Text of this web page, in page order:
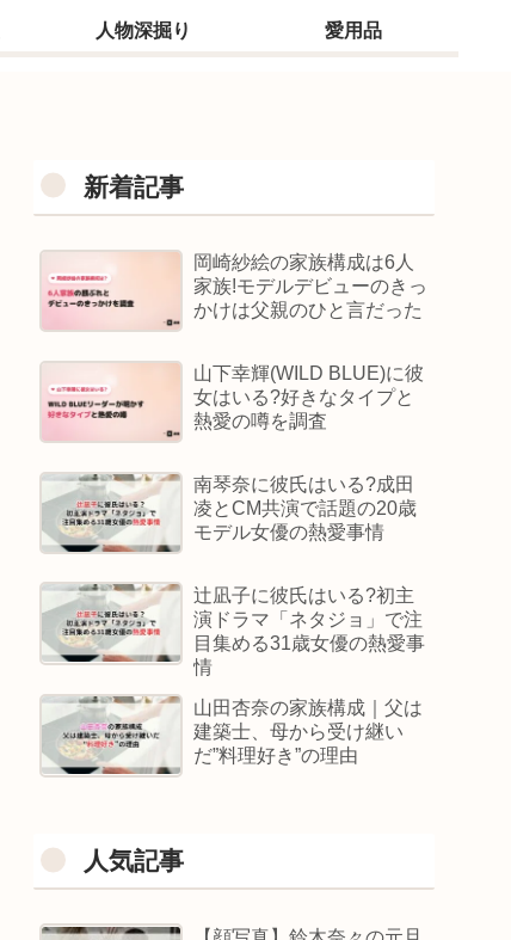
人物深掘り 愛用品
新着記事
岡崎紗絵の家族構成は6人
家族!モデルデビューのきっ
かけは父親のひと言だった
山下幸輝(WILD BLUE)に彼
女はいる?好きなタイプと
熱愛の噂を調査
南琴奈に彼氏はいる?成田
凌とCM共演で話題の20歳
モデル女優の熱愛事情
辻凪子に彼氏はいる?初主
演ドラマ「ネタジョ」で注
目集める31歳女優の熱愛事
情
山田杏奈の家族構成｜父は
建築士、母から受け継い
だ”料理好き”の理由
人気記事